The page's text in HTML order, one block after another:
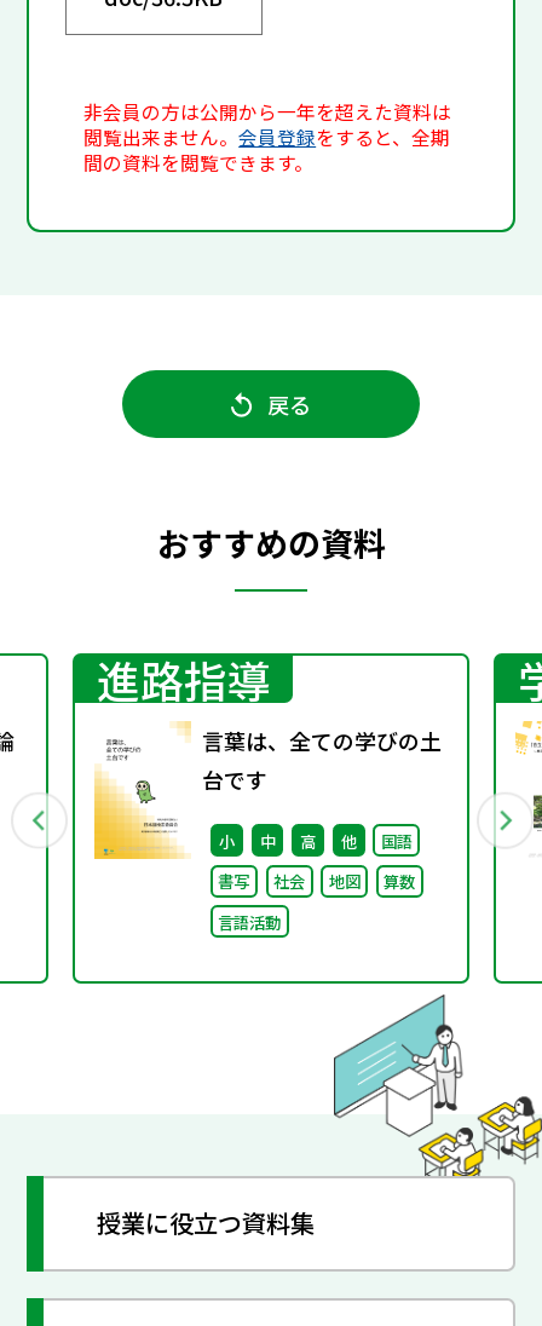
非会員の方は公開から一年を超えた資料は
閲覧出来ません。会員登録をすると、全期
間の資料を閲覧できます。
戻る
おすすめの資料
進路指導
言葉は、全ての学びの土
台です
小 中 高 他
国語
書写
社会 地図
算数
言語活動
授業に役立つ資料集